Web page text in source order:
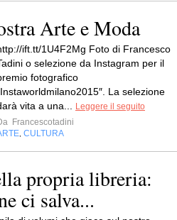
Arte e Moda
ift.tt/1U4F2Mg Foto di Francesco
o selezione da Instagram per il
fotografico
La selezione
vita a una...
Leggere il seguito
Francescotadini
CULTURA
propria libreria:
ci salva...